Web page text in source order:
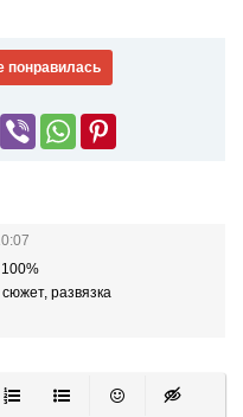
понравилась
развязка